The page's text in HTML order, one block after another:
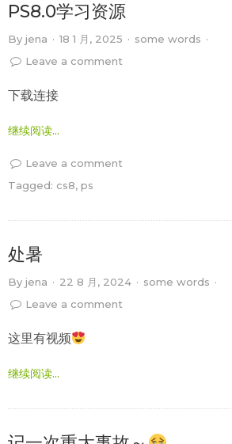
PS8.0学习资源
By jena · 18 1 月, 2025 · some words ·
Leave a comment
下载连接
继续阅读...
Leave a comment
Tagged: cs8, ps
处暑
By jena · 22 8 月, 2024 · some words ·
Leave a comment
这里有视频
继续阅读...